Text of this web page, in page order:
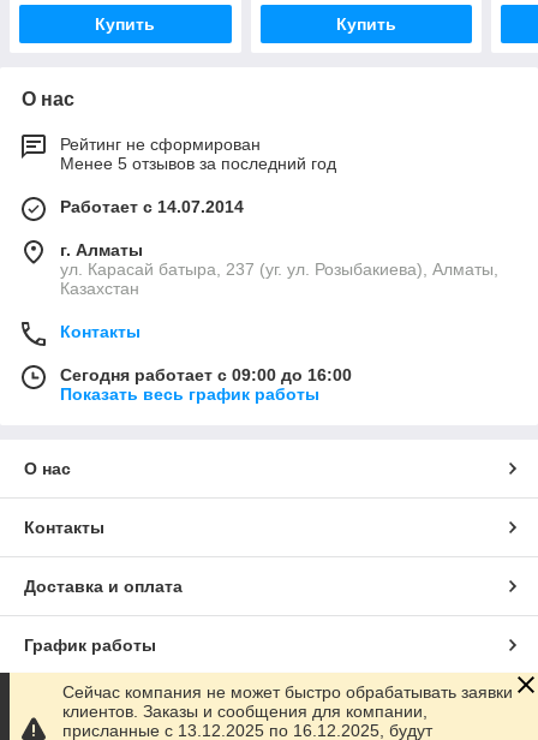
Купить Купить
О нас
Рейтинг не сформирован
Менее 5 отзывов за последний год
Работает с 14.07.2014
г. Алматы
ул. Карасай батыра, 237 (уг. ул. Розыбакиева), Алматы,
Казахстан
Контакты
Сегодня работает с 09:00 до 16:00
Показать весь график работы
О нас
Контакты
Доставка и оплата
График работы
Полная версия сайта
Сейчас компания не может быстро обрабатывать заявки
клиентов. Заказы и сообщения для компании,
присланные с 13.12.2025 по 16.12.2025, будут